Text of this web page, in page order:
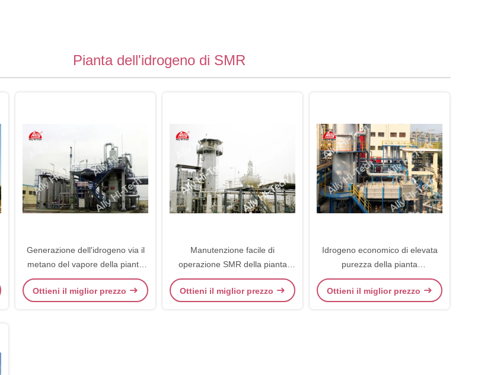
Pianta dell'idrogeno di SMR
Generazione dell'idrogeno via il
metano del vapore della pianta
dell'idrogeno di SMR che riforma
tecnologia
Ottieni il miglior prezzo
Manutenzione facile di
operazione SMR della pianta
stabile economica dell'idrogeno
Ottieni il miglior prezzo
Idrogeno economico di elevata
purezza della pianta
dell'idrogeno della disposizione
compatta SMR fino ad un
Ottieni il miglior prezzo